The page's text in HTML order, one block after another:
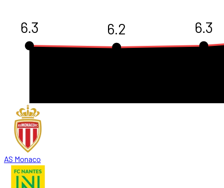
6.3 6.2 6.3
AS Monaco